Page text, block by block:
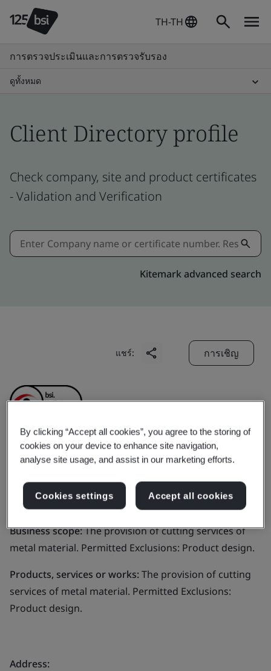
TH-TH
การตรวจประเมินและการตรวจรับรอง
ดูทั้งหมด
Client Directory profile
Check company, site and product certificates
- Validation and Verification
Kitemark advanced search
แชร์: การเชิญ
Anhui Bao-Steel
Distribution Co., Ltd.
Business scope:The provision of cutting services of
metal material. Permitted Exclusions: Product design.
Products, services or works:The provision of cutting
services of metal material. Permitted Exclusions:
Product design.
Address:
By clicking “Accept all cookies”, you agree to the storing of
cookies on your device to enhance site navigation,
analyse site usage, and assist in our marketing efforts.
Cookies settings Accept all cookies